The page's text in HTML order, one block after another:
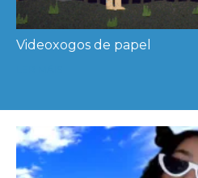
Videoxogos de papel